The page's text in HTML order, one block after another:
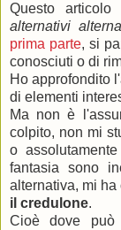
Questo
alternativi
prima parte, si
conosciuti o di
Ho approfondito
di elementi
Ma non è
colpito, non mi
o
fantasia sono
alternativa, mi
il credulone.
Cioè dove può